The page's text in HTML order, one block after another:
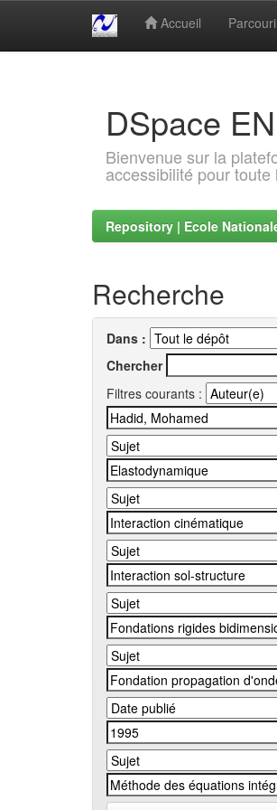
Accueil
DSpace
Bienvenue sur la
accessibilité pour
Repository | Ecole
Recherche
Dans :
Chercher
Filtres courants :